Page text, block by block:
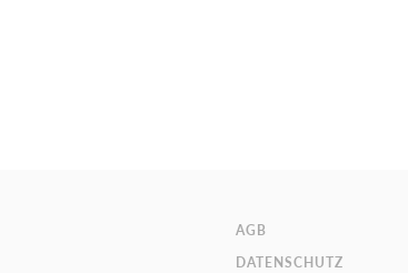
AGB
DATENSCHUTZ